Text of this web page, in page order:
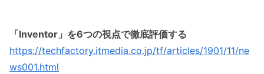
「Inventor」を6つの視点で徹底評価する
https://techfactory.itmedia.co.jp/tf/articles/1901/11/ne
ws001.html